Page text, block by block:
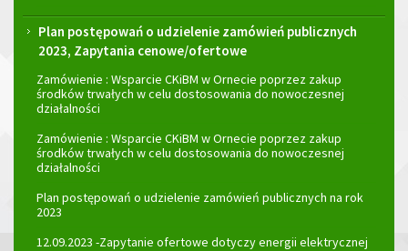
Plan postępowań o udzielenie zamówień publicznych
2023, Zapytania cenowe/ofertowe
Zamówienie : Wsparcie CKiBM w Ornecie poprzez zakup
środków trwałych w celu dostosowania do nowoczesnej
działalności
Zamówienie : Wsparcie CKiBM w Ornecie poprzez zakup
środków trwałych w celu dostosowania do nowoczesnej
działalności
Plan postępowań o udzielenie zamówień publicznych na rok
2023
12.09.2023 -Zapytanie ofertowe dotyczy energii elektrycznej